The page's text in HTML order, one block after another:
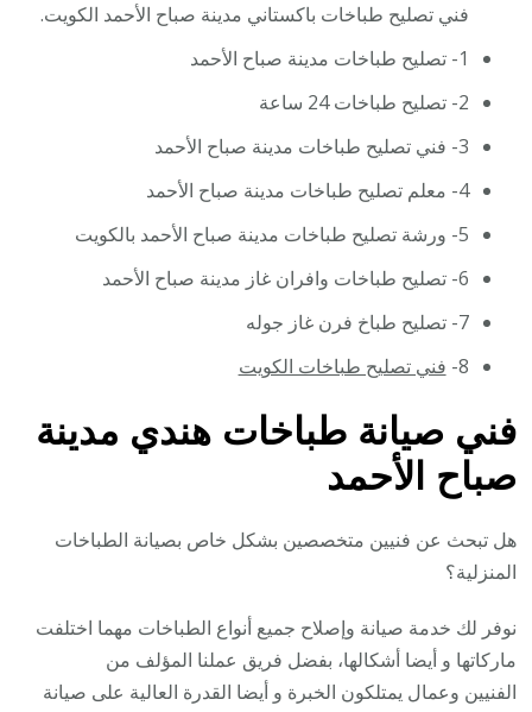
فني تصليح طباخات باكستاني مدينة صباح الأحمد الكويت.
1- تصليح طباخات مدينة صباح الأحمد
2- تصليح طباخات 24 ساعة
3- فني تصليح طباخات مدينة صباح الأحمد
4- معلم تصليح طباخات مدينة صباح الأحمد
5- ورشة تصليح طباخات مدينة صباح الأحمد بالكويت
6- تصليح طباخات وافران غاز مدينة صباح الأحمد
7- تصليح طباخ فرن غاز جوله
8- فني تصليح طباخات الكويت
فني صيانة طباخات هندي مدينة
صباح الأحمد
هل تبحث عن فنيين متخصصين بشكل خاص بصيانة الطباخات
المنزلية؟
نوفر لك خدمة صيانة وإصلاح جميع أنواع الطباخات مهما اختلفت
ماركاتها و أيضا أشكالها، بفضل فريق عملنا المؤلف من
الفنيين وعمال يمتلكون الخبرة و أيضا القدرة العالية على صيانة